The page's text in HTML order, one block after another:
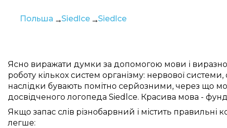
Польша Siedlce Siedlce
Ясно виражати думки за допомогою мови і виразно
роботу кількох систем організму: нервової системи,
наслідки бувають помітно серйозними, через що
досвідченого логопеда Siedlce. Красива мова -
Якщо запас слів різнобарвний і містить правильні
легше: